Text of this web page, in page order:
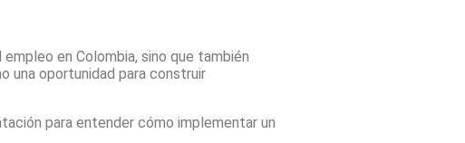
en Colombia, sino que también
una oportunidad para construir
para entender cómo implementar un